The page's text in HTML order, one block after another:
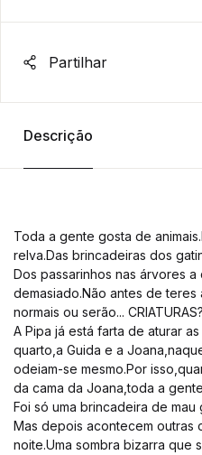
Partilhar
Descrição
Toda a gente gosta de
relva.Das brincadeiras dos
Dos passarinhos nas árvores
demasiado.Não antes de teres
normais ou serão... CRIATURAS?
A Pipa já está farta de aturar
quarto,a Guida e a
odeiam-se mesmo.Por
da cama da Joana,toda a
Foi só uma brincadeira de mau
Mas depois acontecem outras
noite.Uma sombra bizarra que